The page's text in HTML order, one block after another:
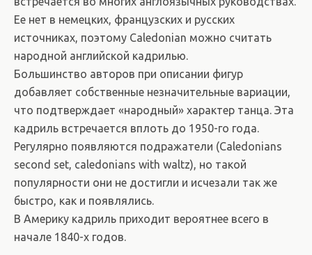
Ее нет в немецких, французских и русских
источниках, поэтому Caledonian можно считать
народной английской кадрилью.
Большинство авторов при описании фигур
добавляет собственные незначительные вариации,
что подтверждает «народный» характер танца. Эта
кадриль встречается вплоть до 1950-го года.
Регулярно появляются подражатели (Caledonians
second set, caledonians with waltz), но такой
популярности они не достигли и исчезали так же
быстро, как и появлялись.
В Америку кадриль приходит вероятнее всего в
начале 1840-х годов.